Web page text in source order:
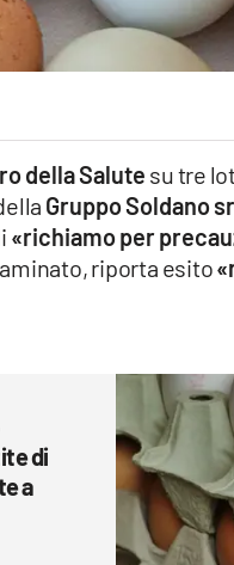
della Salute su tre
Gruppo Soldano
«richiamo per
riporta esito
di
a